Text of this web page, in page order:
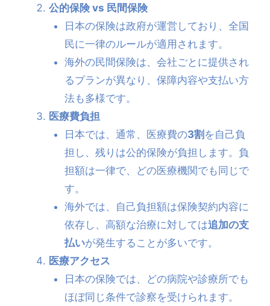
公的保険 vs 民間保険
日本の保険は政府が運営しており、全国
民に一律のルールが適用されます。
海外の民間保険は、会社ごとに提供され
るプランが異なり、保障内容や支払い方
法も多様です。
医療費負担
日本では、通常、医療費の3割 を自己負
担し、残りは公的保険が負担します。負
担額は一律で、どの医療機関でも同じで
す。
海外では、自己負担額は保険契約内容に
依存し、高額な治療に対しては追加の支
払いが発生することが多いです。
医療アクセス
日本の保険では、どの病院や診療所でも
ほぼ同じ条件で診察を受けられます。